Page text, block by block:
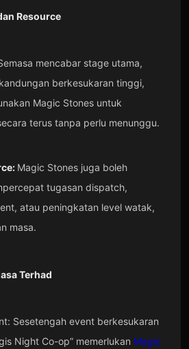
Resource
mencabar stage utama,
berkesukaran tinggi,
Magic Stones untuk
terus tanpa perlu menunggu.
Magic Stones juga boleh
tugasan dispatch,
atau peningkatan level watak,
masa.
Terhad
Sesetengah event berkesukaran
Night Co-op” memerlukan Magic